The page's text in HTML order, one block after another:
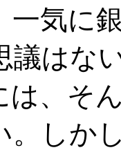
一気に
議はな
、そ
。しか